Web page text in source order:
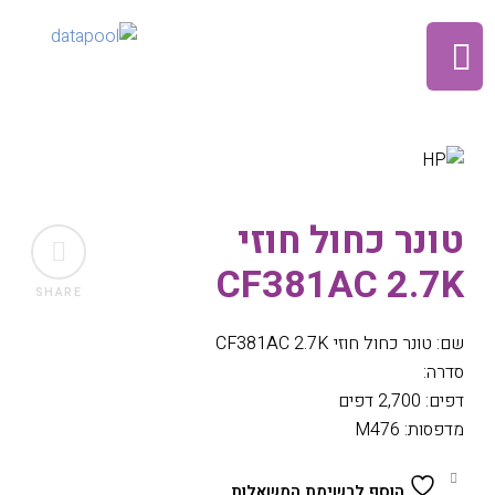
SHARE
טונר כחול חוזי
CF381AC 2.7K
שם: טונר כחול חוזי CF381AC 2.7K
סדרה:
דפים: 2,700 דפים
מדפסות: M476